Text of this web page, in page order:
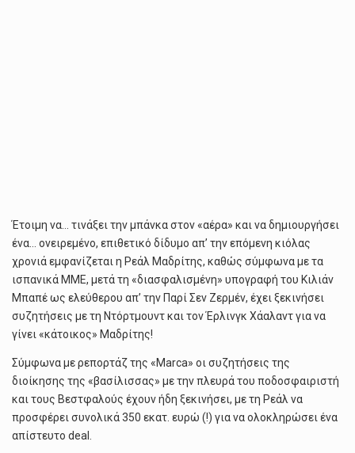
Έτοιμη να… τινάξει την μπάνκα στον «αέρα» και να δημιουργήσει
ένα… ονειρεμένο, επιθετικό δίδυμο απ’ την επόμενη κιόλας
χρονιά εμφανίζεται η Ρεάλ Μαδρίτης, καθώς σύμφωνα με τα
ισπανικά ΜΜΕ, μετά τη «διασφαλισμένη» υπογραφή του Κιλιάν
Μπαπέ ως ελεύθερου απ’ την Παρί Σεν Ζερμέν, έχει ξεκινήσει
συζητήσεις με τη Ντόρτμουντ και τον Έρλινγκ Χάαλαντ για να
γίνει «κάτοικος» Μαδρίτης!
Σύμφωνα με ρεπορτάζ της «Marca» οι συζητήσεις της
διοίκησης της «βασίλισσας» με την πλευρά του ποδοσφαιριστή
και τους Βεστφαλούς έχουν ήδη ξεκινήσει, με τη Ρεάλ να
προσφέρει συνολικά 350 εκατ. ευρώ (!) για να ολοκληρώσει ένα
απίστευτο deal.